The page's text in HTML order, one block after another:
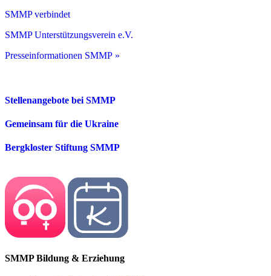
SMMP verbindet
SMMP Unterstützungsverein e.V.
Presseinformationen SMMP »
Stellenangebote bei SMMP
Gemeinsam für die Ukraine
Bergkloster Stiftung SMMP
SMMP Bildung & Erziehung